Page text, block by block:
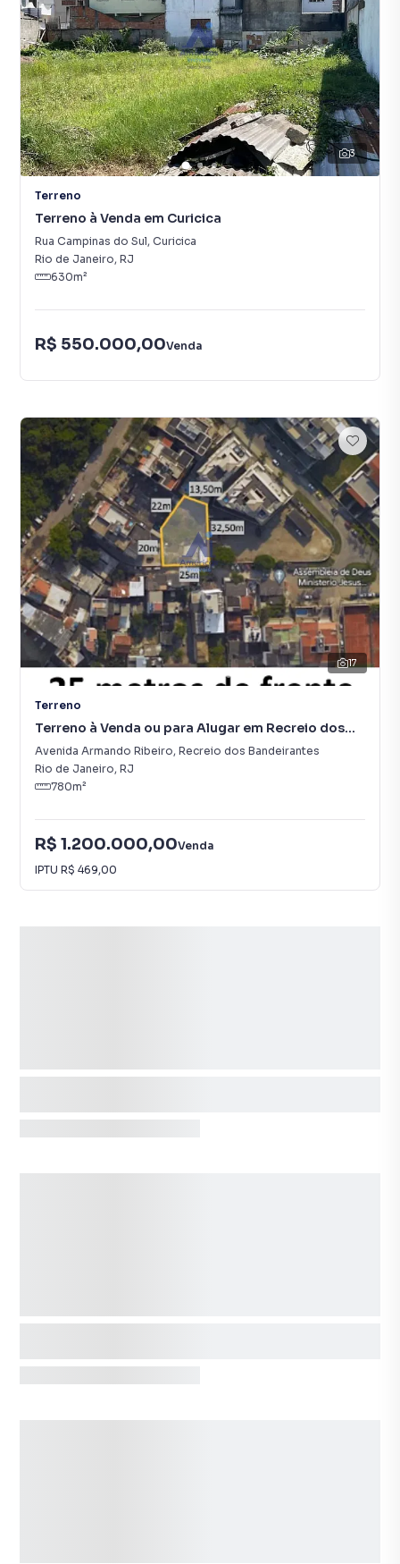
3
Terreno
Terreno à Venda em Curicica
Rua Campinas do Sul, Curicica
Rio de Janeiro, RJ
630m²
R$ 550.000,00Venda
17
Terreno
Terreno à Venda ou para Alugar em Recreio dos
Bandeirantes
Avenida Armando Ribeiro, Recreio dos Bandeirantes
Rio de Janeiro, RJ
780m²
R$ 1.200.000,00Venda
IPTU R$ 469,00